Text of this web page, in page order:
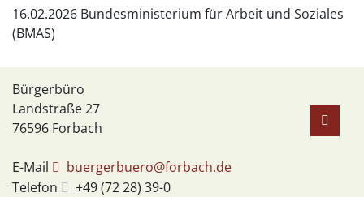
16.02.2026 Bundesministerium für Arbeit und Soziales
(BMAS)
Bürgerbüro
Landstraße 27
76596 Forbach
E-Mail
buergerbuero@forbach.de
Telefon
+49 (7228) 39-0